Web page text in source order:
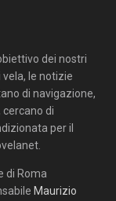
dei nostri
le notizie
di navigazione,
di
per il
di Roma
Maurizio